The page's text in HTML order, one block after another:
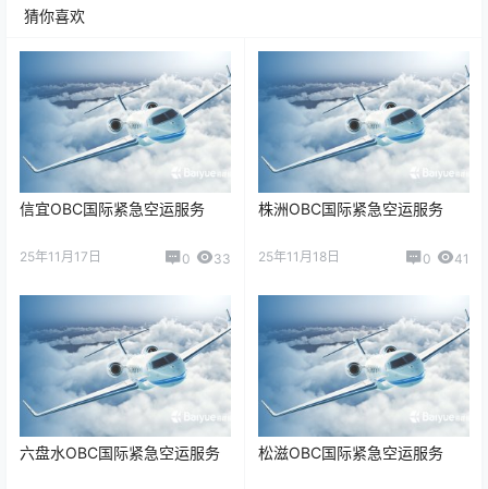
猜你喜欢
信宜OBC国际紧急空运服务
25年11月17日 0 33
株洲OBC国际紧急空运服务
25年11月18日 0 41
六盘水OBC国际紧急空运服务 松滋OBC国际紧急空运服务